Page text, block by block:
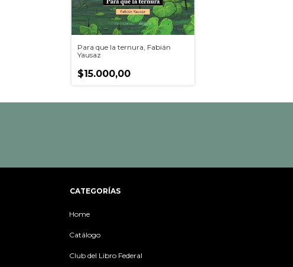
Para que la ternura, Fabián
Yausaz
$15.000,00
CATEGORÍAS
Home
Catálogo
Club del Libro Federal